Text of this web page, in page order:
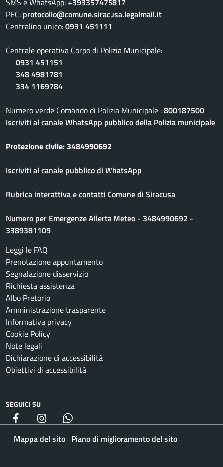
SMS e WhatsApp:+393357475817
PEC: protocollo@comune.siracusa.legalmail.it
Centralino unico:0931 451111
Centrale operativa Corpo di Polizia Municipale:
0931 451151
348 4981781
334 1169784
Numero verde Comando di Polizia Municipale :800187500
Iscriviti al canale WhatsApp pubblico della Polizia municipale
Protezione civile: 3484990692
Iscriviti al canale pubblico di WhatsApp
Rubrica interattiva e contatti Comune di Siracusa
Numero per Emergenze Allerta Meteo - 3484990692 -
3389381109
Leggi le FAQ
Prenotazione appuntamento
Segnalazione disservizio
Richiesta assistenza
Albo Pretorio
Amministrazione trasparente
Informativa privacy
Cookie Policy
Note legali
Dichiarazione di accessibilità
Obiettivi di accessibilità
SEGUICI SU
Facebook Instagram
Mappa del sito Piano di miglioramento del sito